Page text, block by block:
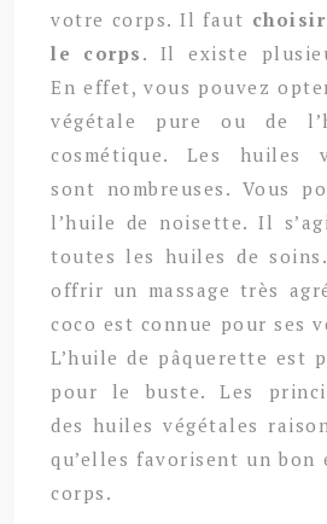
votre corps. Il faut
le corps . Il existe
En effet, vous pouvez
végétale pure ou de
cosmétique. Les huiles
sont nombreuses. Vous
l’huile de noisette. Il
toutes les huiles de
offrir un massage très
coco est connue pour ses
L’huile de pâquerette est
pour le buste. Les
des huiles végétales
qu’elles favorisent un bon
corps.